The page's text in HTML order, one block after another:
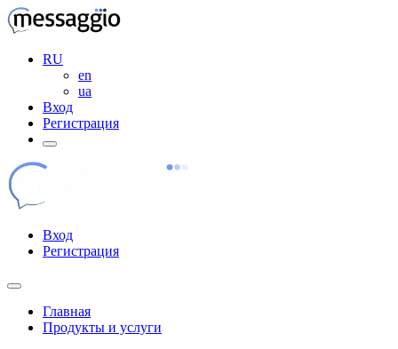
RU
en
ua
Вход
Регистрация
Вход
Регистрация
Главная
Продукты и услуги